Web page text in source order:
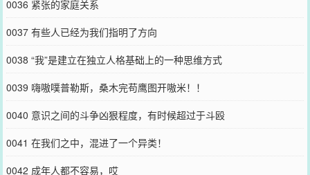
0036 紧张的家庭关系
0037 有些人已经为我们指明了方向
0038 “我”是建立在独立人格基础上的一种思维方式
0039 嗨嗷噗普勒斯，桑木完苟鹰图开嗷米！！
0040 意识之间的斗争凶狠程度，有时候超过于斗殴
0041 在我们之中，混进了一个异类！
0042 成年人都不容易，哎